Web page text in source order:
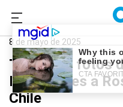
0221.com.ar
8 de mayo de 2025
Todas las fotos
Estudiantes a
Chile